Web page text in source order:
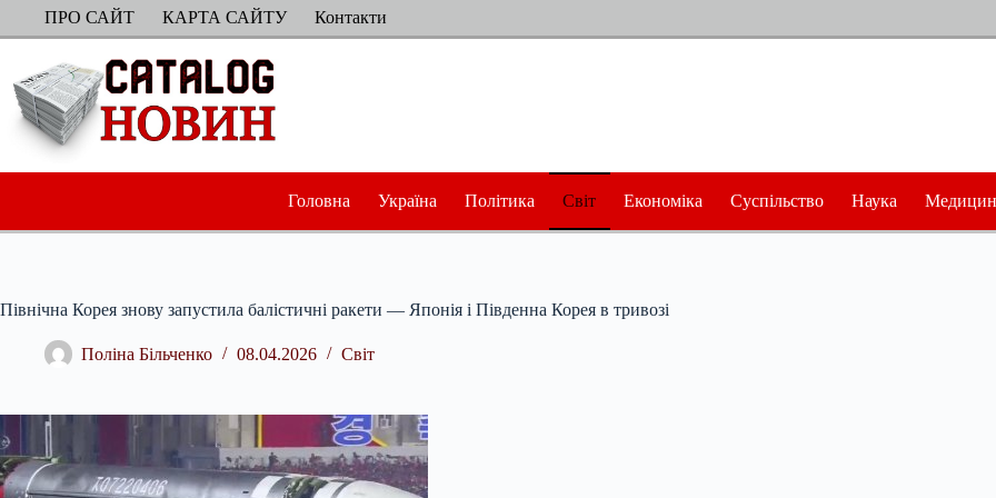
ПерейтиПРО САЙТ КАРТА САЙТУ Контакти
Головна Україна Політика Світ Економіка Суспільство Наука
Північна Корея знову запустила балістичні ракети — Японія і Південна Корея в тривозі
Поліна Більченко 08.04.2026 Світ